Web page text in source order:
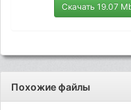
Скачать 19.07
Похожие файлы